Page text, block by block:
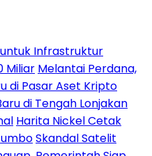
Infrastruktur
Miliar Melantai Perdana,
di Pasar Aset Kripto
di Tengah Lonjakan
Harita Nickel Cetak
Skandal Satelit